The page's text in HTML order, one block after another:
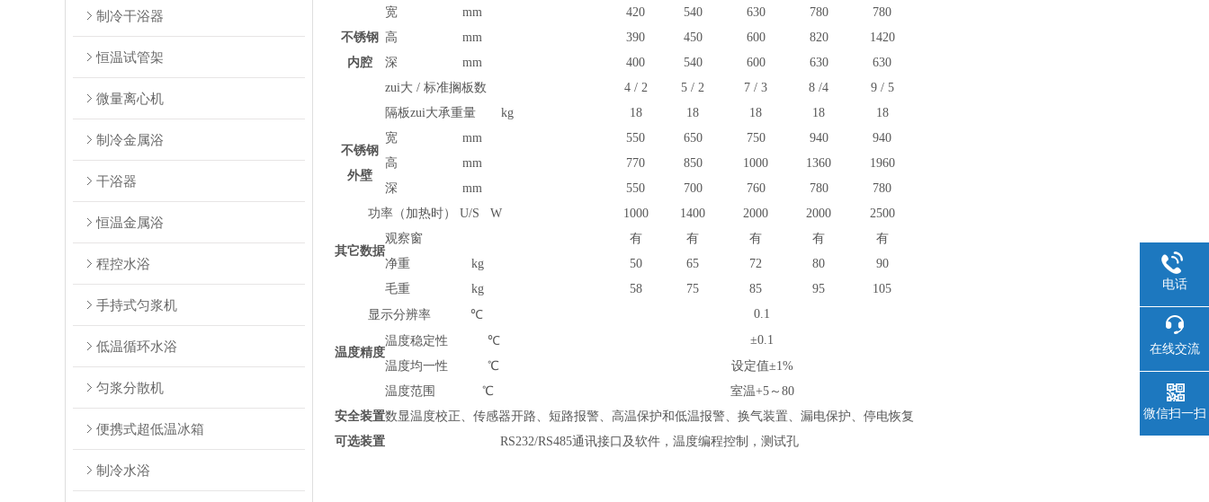
制冷干浴器
恒温试管架
微量离心机
制冷金属浴
干浴器
恒温金属浴
程控水浴
手持式匀浆机
低温循环水浴
匀浆分散机
便携式超低温冰箱
制冷水浴
不锈钢
内腔
宽 mm
420 540 630 780 780
高 mm
390 450 600 820 1420
深 mm
400 540 600 630 630
zui大 / 标准搁板数
4/ 2 5 / 2 7 / 3 8 /4 9/ 5
隔板zui大承重量 kg
18 18 18 18 18
不锈钢
外壁
宽 mm 550 650 750 940 940
高 mm
770 850 1000 1360 1960
深 mm
550 700 760 780 780
其它数据
功率（加热时） U/S W 1000 1400 2000 2000 2500
观察窗
有 有 有 有
有
净重 kg
50 65 72 80
90
毛重 kg
58 75 85 95 105
温度精度
显示分辨率 ℃
0.1
温度稳定性
℃ ±0.1
温度均一性 ℃ 设定值±1%
温度范围 ℃
室温+5～80
安全装置数显温度校正、传感器开路、短路报警、高温保护和低温报警、换气装置、漏电保护、停电恢复
可选装置
RS232/RS485通讯接口及软件，温度编程控制，测试孔
电话
在线交流
微信扫一扫